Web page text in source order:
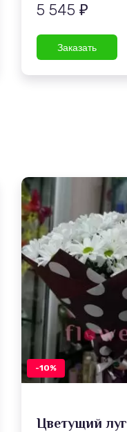
5 545 ₽
-10%
Цветущий луг